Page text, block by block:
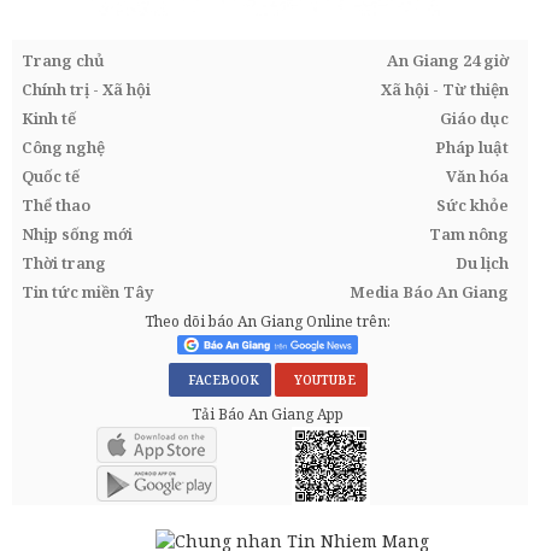
Trang chủ
An Giang 24 giờ
Chính trị - Xã hội
Xã hội - Từ thiện
Kinh tế
Giáo dục
Công nghệ
Pháp luật
Quốc tế
Văn hóa
Thể thao
Sức khỏe
Nhịp sống mới
Tam nông
Thời trang
Du lịch
Tin tức miền Tây
Media Báo An Giang
Theo dõi báo An Giang Online trên:
FACEBOOK YOUTUBE
Tải Báo An Giang App